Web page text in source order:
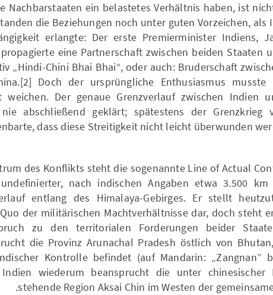
Nachbarstaaten ein belastetes Verhältnis haben, ist
die Beziehungen noch unter guten Vorzeichen, als
erlangte: Der erste Premierminister Indiens,
eine Partnerschaft zwischen beiden Staaten
„Hindi-Chini Bhai Bhai“, oder auch: Bruderschaft
Doch der ursprüngliche Enthusiasmus
weichen. Der genaue Grenzverlauf zwischen Indien
abschließend geklärt; spätestens der Grenzkrieg
dass diese Streitigkeit nicht leicht überwunden
des Konflikts steht die sogenannte Line of Actual
nach indischen Angaben etwa 3.500 km
entlang des Himalaya-Gebirges. Er stellt
der militärischen Machtverhältnisse dar, doch steht
zu den territorialen Forderungen beider
die Provinz Arunachal Pradesh östlich von
Kontrolle befindet (auf Mandarin: „Zangnan”
wiederum beansprucht die unter chinesischer
stehende Region Aksai Chin im Westen der